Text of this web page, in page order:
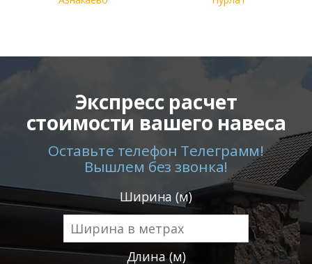
Экспресс расчет
стоимости вашего навеса
Оставьте телефон Телеграмм!
Вышлем без звонка!
Ширина (м)
Длина (м)